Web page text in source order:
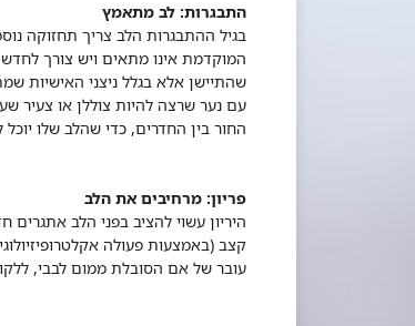
התבגרות: לב מתאמץ
בגיל ההתבגרות הלב צריך תחזוקה
המוקדמת אינו מתאים ויש צורך
שהתיישן אלא בגלל ניצני האישיות
עם נער שרצה להיות צוללן או צעיר
החור בין החדרים, כדי שהלב שלו יוכל לעמוד ב־30 פירואטים רצופים שהיה צריך
פריון: מרחיבים את הלב
היריון עשוי להציב בפני הלב
קצב (באמצעות פעולה
עובר של אם הסובלת ממום לבבי,